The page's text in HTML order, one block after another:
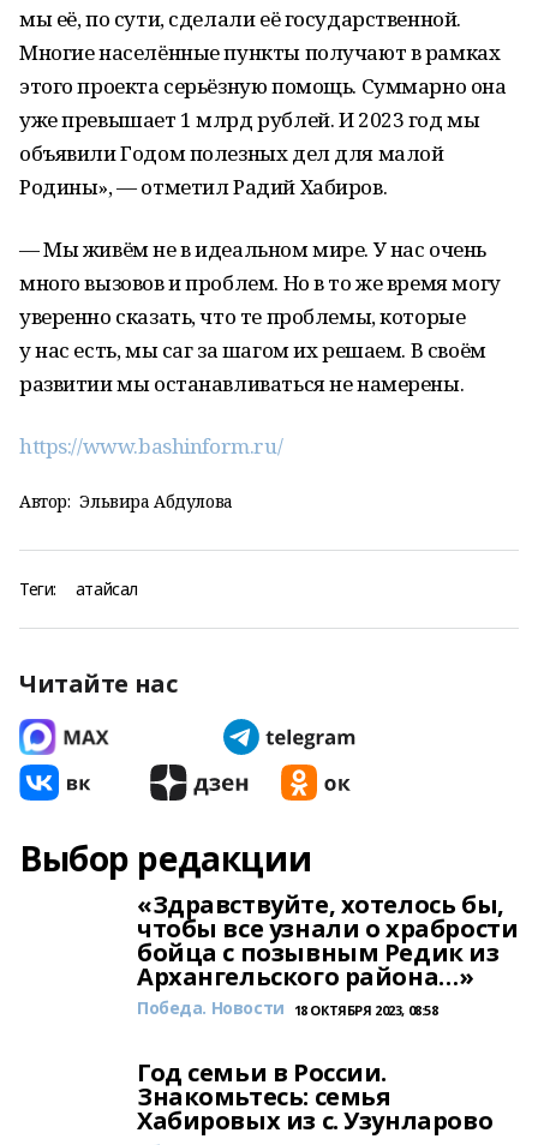
мы её, по сути, сделали её государственной.
Многие населённые пункты получают в рамках
этого проекта серьёзную помощь. Суммарно она
уже превышает 1 млрд рублей. И 2023 год мы
объявили Годом полезных дел для малой
Родины», — отметил Радий Хабиров.
— Мы живём не в идеальном мире. У нас очень
много вызовов и проблем. Но в то же время могу
уверенно сказать, что те проблемы, которые
у нас есть, мы саг за шагом их решаем. В своём
развитии мы останавливаться не намерены.
https://www.bashinform.ru/
Автор: Эльвира Абдулова
Теги: атайсал
Читайте нас
Выбор редакции
«Здравствуйте, хотелось бы,
чтобы все узнали о храбрости
бойца с позывным Редик из
Архангельского района…»
Победа. Новости 18 ОКТЯБРЯ 2023, 08:58
Год семьи в России.
Знакомьтесь: семья
Хабировых из с. Узунларово